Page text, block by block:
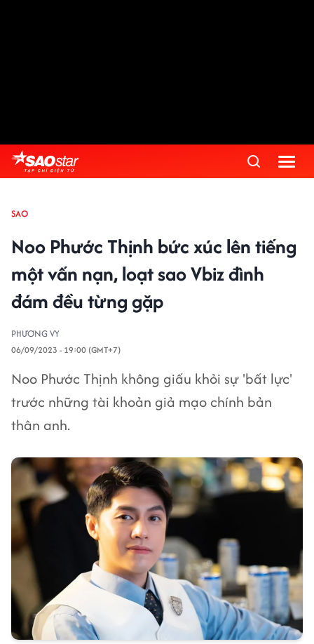
SAO
Noo Phước Thịnh bức xúc lên tiếng
một vấn nạn, loạt sao Vbiz đình
đám đều từng gặp
PHƯƠNG VY
06/09/2023 - 19:00 (GMT+7)
Noo Phước Thịnh không giấu khỏi sự 'bất lực'
trước những tài khoản giả mạo chính bản
thân anh.